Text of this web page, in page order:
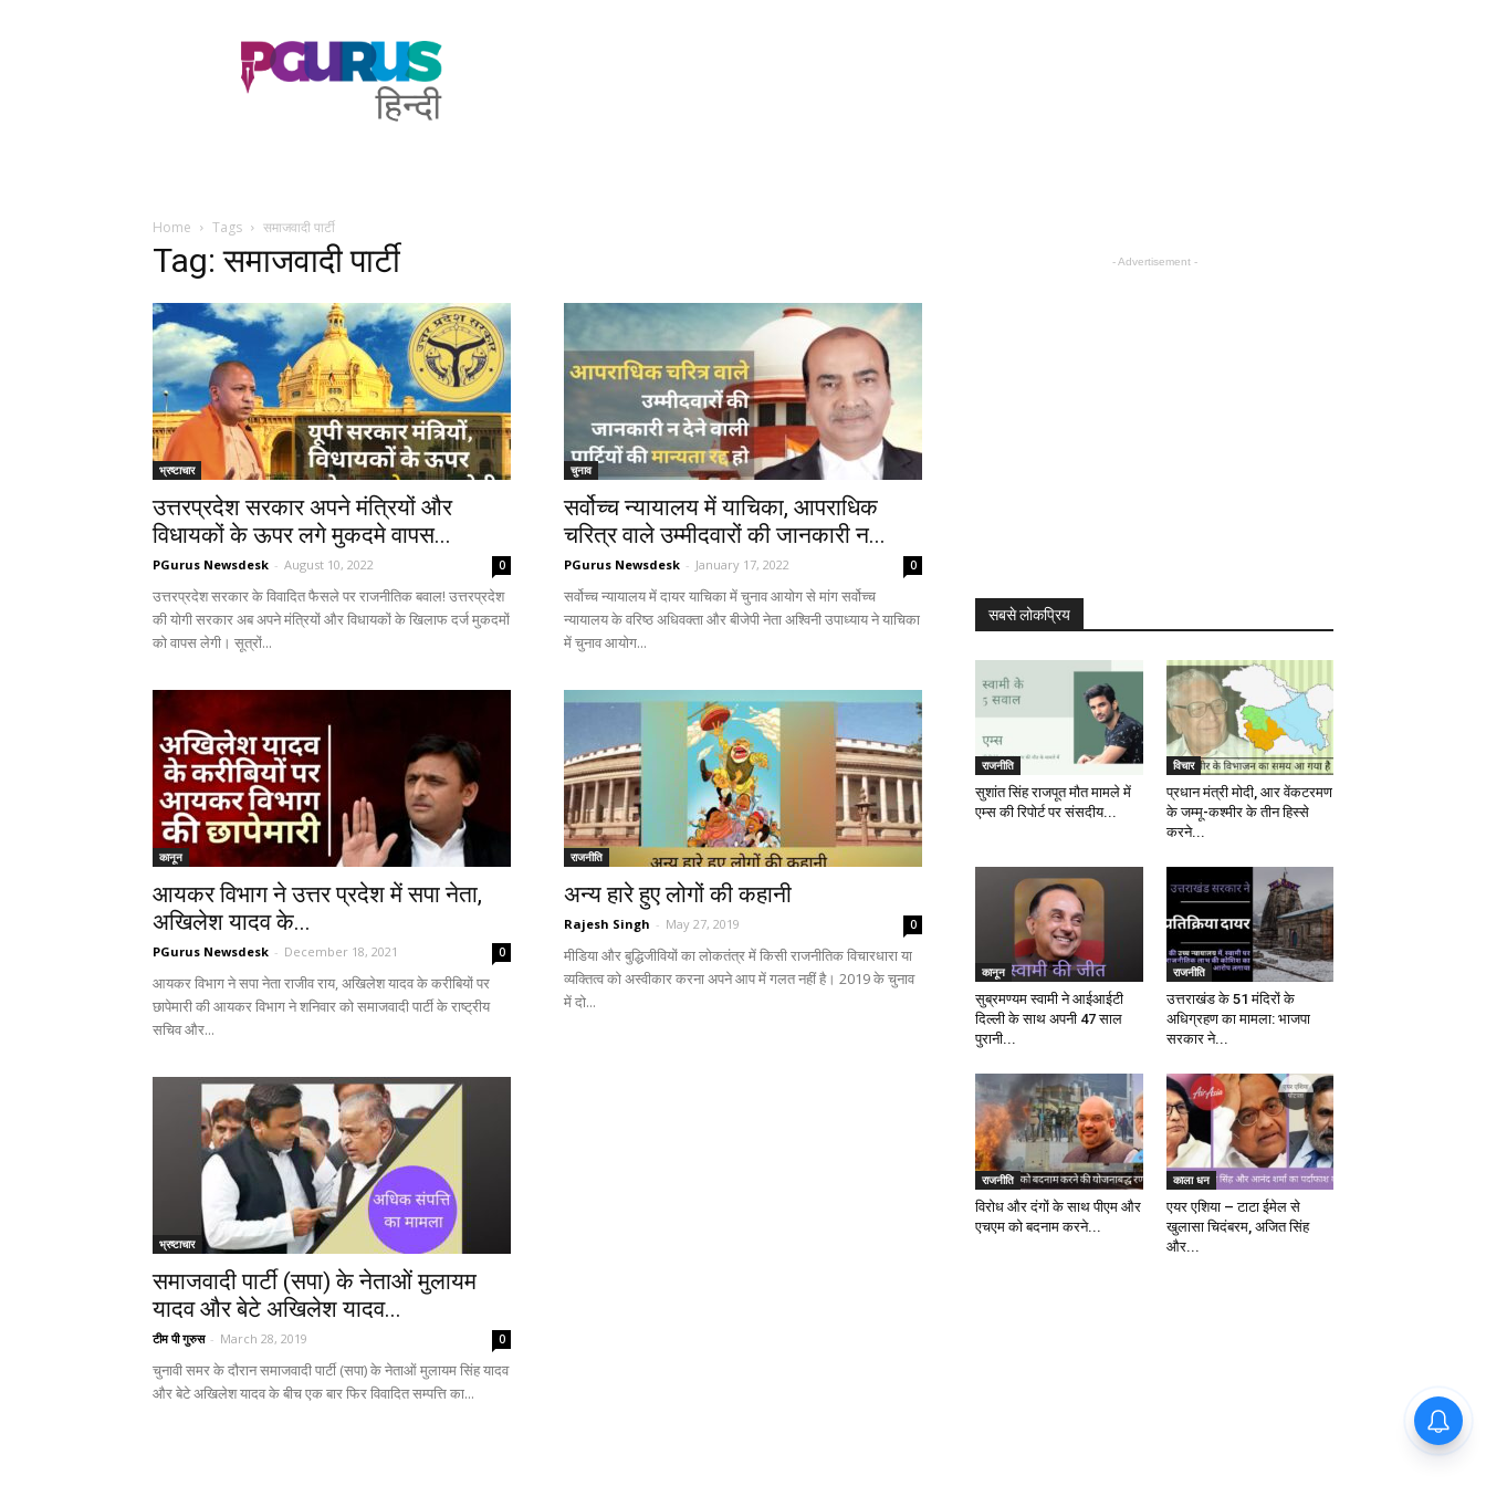
PGurus
Hindi
Home Tags समाजवादी पार्टी
Tag: समाजवादी पार्टी
भ्रष्टाचार
उत्तरप्रदेश सरकार अपने मंत्रियों और
विधायकों के ऊपर लगे मुकदमे वापस...
PGurus Newsdesk - August 10, 2022 0
उत्तरप्रदेश सरकार के विवादित फैसले पर राजनीतिक बवाल! उत्तरप्रदेश
की योगी सरकार अब अपने मंत्रियों और विधायकों के खिलाफ दर्ज मुकदमों
को वापस लेगी। सूत्रों...
चुनाव
सर्वोच्च न्यायालय में याचिका, आपराधिक
चरित्र वाले उम्मीदवारों की जानकारी न...
PGurus Newsdesk - January 17, 2022 0
सर्वोच्च न्यायालय में दायर याचिका में चुनाव आयोग से मांग सर्वोच्च
न्यायालय के वरिष्ठ अधिवक्ता और बीजेपी नेता अश्विनी उपाध्याय ने याचिका
में चुनाव आयोग...
कानून
आयकर विभाग ने उत्तर प्रदेश में सपा नेता,
अखिलेश यादव के...
PGurus Newsdesk - December 18, 2021 0
आयकर विभाग ने सपा नेता राजीव राय, अखिलेश यादव के करीबियों पर
छापेमारी की आयकर विभाग ने शनिवार को समाजवादी पार्टी के राष्ट्रीय
सचिव और...
राजनीति
अन्य हारे हुए लोगों की कहानी
Rajesh Singh - May 27, 2019 0
मीडिया और बुद्धिजीवियों का लोकतंत्र में किसी राजनीतिक विचारधारा या
व्यक्तित्व को अस्वीकार करना अपने आप में गलत नहीं है। 2019 के चुनाव
में दो...
भ्रष्टाचार
समाजवादी पार्टी (सपा) के नेताओं मुलायम
यादव और बेटे अखिलेश यादव...
टीम पी गुरुस - March 28, 2019 0
चुनावी समर के दौरान समाजवादी पार्टी (सपा) के नेताओं मुलायम सिंह यादव
और बेटे अखिलेश यादव के बीच एक बार फिर विवादित सम्पत्ति का...
- Advertisement -
सबसे लोकप्रिय
राजनीति
सुशांत सिंह राजपूत मौत मामले में
एम्स की रिपोर्ट पर संसदीय...
विचार
प्रधान मंत्री मोदी, आर वेंकटरमण
के जम्मू-कश्मीर के तीन हिस्से
करने...
कानून
सुब्रमण्यम स्वामी ने आईआईटी
दिल्ली के साथ अपनी 47 साल
पुरानी...
राजनीति
उत्तराखंड के 51 मंदिरों के
अधिग्रहण का मामला: भाजपा
सरकार ने...
राजनीति
विरोध और दंगों के साथ पीएम और
एचएम को बदनाम करने...
काला धन
एयर एशिया – टाटा ईमेल से
खुलासा चिदंबरम, अजित सिंह
और...